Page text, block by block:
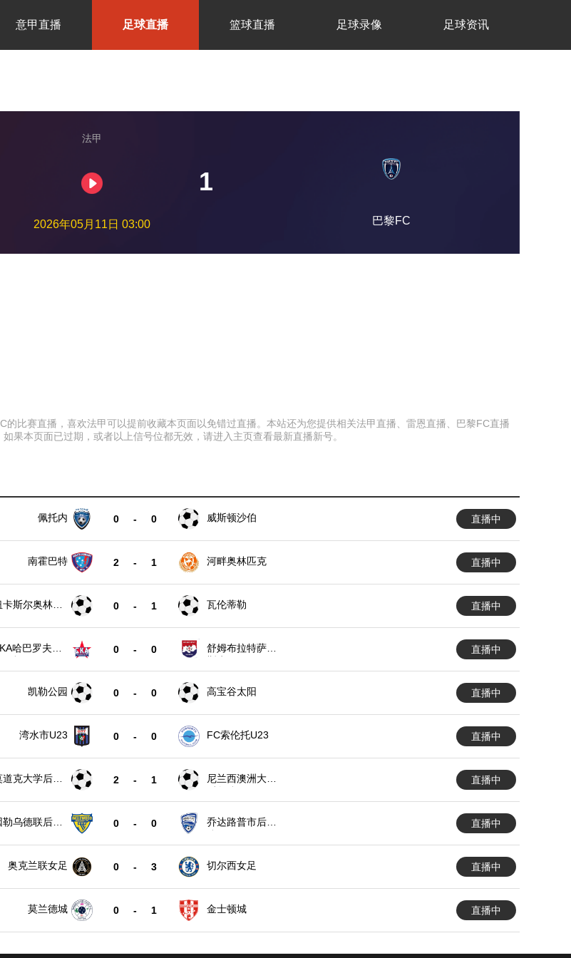
意甲直播 足球直播 篮球直播 足球录像 足球资讯
法甲
1
2026年05月11日 03:00 巴黎FC
比赛直播，喜欢法甲可以提前收藏本页面以免错过直播。本站还为您提供相关法甲直播、雷恩直播、巴黎FC直播
果本页面已过期，或者以上信号位都无效，请进入主页查看最新直播新号。
佩托内 0 - 0 威斯顿沙伯 直播中
南霍巴特 2 - 1 河畔奥林匹克 直播中
卡斯尔奥林匹
0 - 1 瓦伦蒂勒 直播中
哈巴罗夫斯
0 - 0
舒姆布拉特萨兰
直播中
凯勒公园 0 - 0 高宝谷太阳 直播中
湾水市U23 0 - 0 FC索伦托U23 直播中
道克大学后备
2 - 1
尼兰西澳洲大学
直播中
勒乌德联后备
0 - 0
乔达路普市后备
直播中
奥克兰联女足 0 - 3 切尔西女足 直播中
莫兰德城 0 - 1 金士顿城 直播中